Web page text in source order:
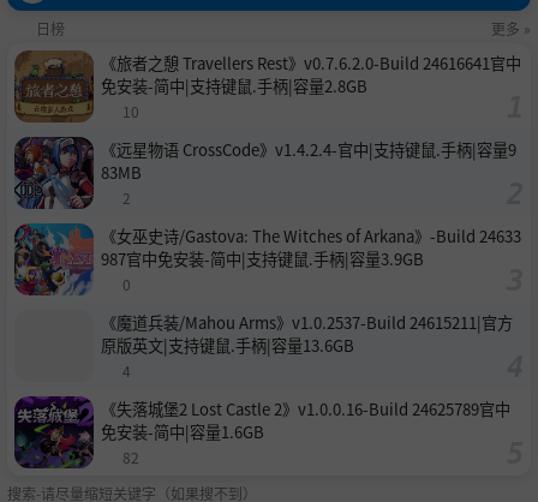
日榜 更多 »
《旅者之憩 Travellers Rest》v0.7.6.2.0-Build 24616641官中
免安装-简中|支持键鼠.手柄|容量2.8GB
10
《远星物语 CrossCode》v1.4.2.4-官中|支持键鼠.手柄|容量9
83MB
2
《女巫史诗/Gastova: The Witches of Arkana》-Build 24633
987官中免安装-简中|支持键鼠.手柄|容量3.9GB
0
《魔道兵装/Mahou Arms》v1.0.2537-Build 24615211|官方
原版英文|支持键鼠.手柄|容量13.6GB
4
《失落城堡2 Lost Castle 2》v1.0.0.16-Build 24625789官中
免安装-简中|容量1.6GB
82
搜索-请尽量缩短关键字（如果搜不到）